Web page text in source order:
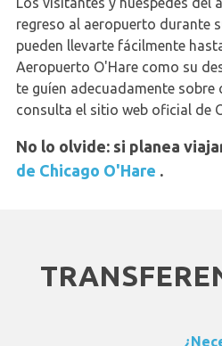
regreso al aeropuerto durante
pueden llevarte fácilmente
Aeropuerto O'Hare como su
te guíen adecuadamente
consulta el sitio web oficial de
No lo olvide: si planea
de Chicago O'Hare .